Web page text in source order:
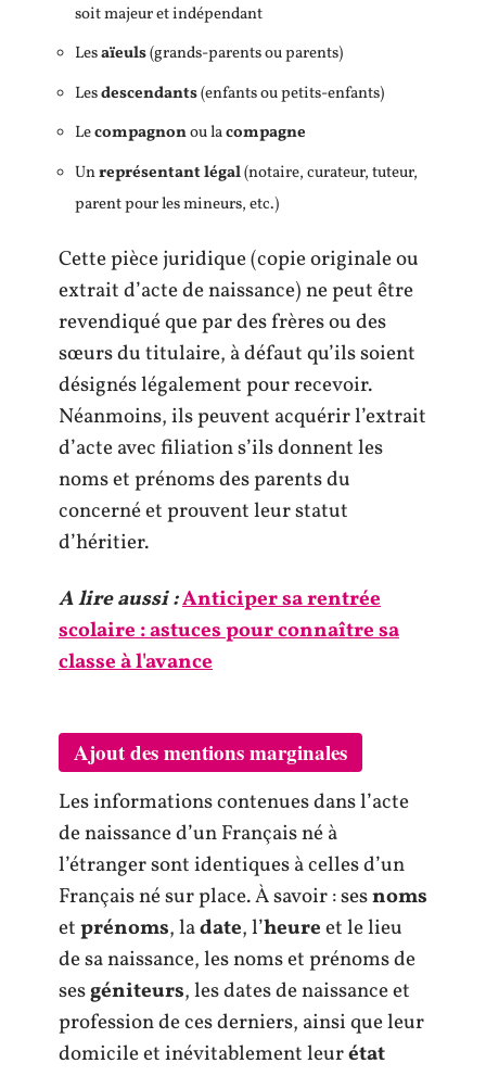
soit majeur et indépendant
Lesaïeuls(grands-parents ou parents)
Lesdescendants(enfants ou petits-enfants)
Lecompagnonou lacompagne
Unreprésentant légal(notaire, curateur, tuteur,
parent pour les mineurs, etc.)
Cette pièce juridique (copie originale ou
extrait d’acte de naissance) ne peut être
revendiqué que par des frères ou des
sœurs du titulaire, à défaut qu’ils soient
désignés légalement pour recevoir.
Néanmoins, ils peuvent acquérir l’extrait
d’acte avec filiation s’ils donnent les
noms et prénoms des parents du
concerné et prouvent leur statut
d’héritier.
A lire aussi :Anticiper sa rentrée
scolaire : astuces pour connaître sa
classe à l'avance
Ajout des mentions marginales
Les informations contenues dans l’acte
de naissance d’un Français né à
l’étranger sont identiques à celles d’un
Français né sur place. À savoir : sesnoms
etprénoms, ladate, l’heureet le lieu
de sa naissance, les noms et prénoms de
sesgéniteurs, les dates de naissance et
profession de ces derniers, ainsi que leur
domicile et inévitablement leurétat